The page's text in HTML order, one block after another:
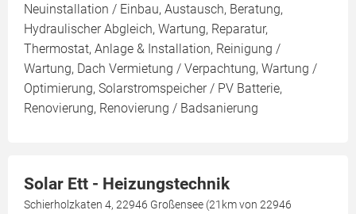
Neuinstallation / Einbau, Austausch, Beratung,
Hydraulischer Abgleich, Wartung, Reparatur,
Thermostat, Anlage & Installation, Reinigung /
Wartung, Dach Vermietung / Verpachtung, Wartung /
Optimierung, Solarstromspeicher / PV Batterie,
Renovierung, Renovierung / Badsanierung
Solar Ett - Heizungstechnik
Schierholzkaten 4, 22946 Großensee (21km von 22946